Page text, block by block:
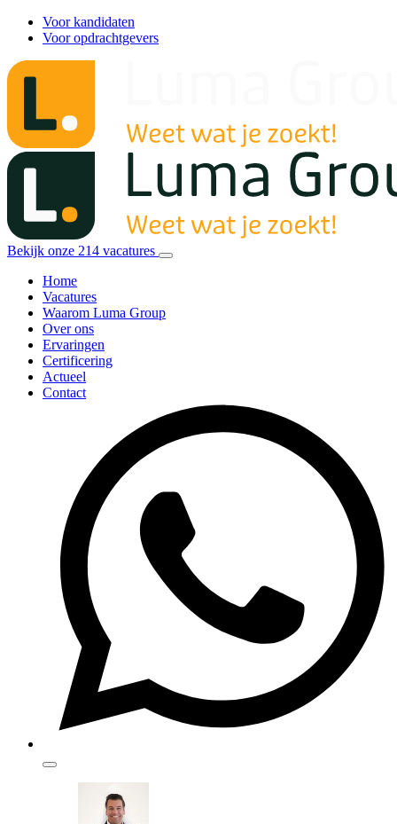
Voor kandidaten
Voor opdrachtgevers
Bekijk onze 214 vacatures
Home
Vacatures
Waarom Luma Group
Over ons
Ervaringen
Certificering
Actueel
Contact